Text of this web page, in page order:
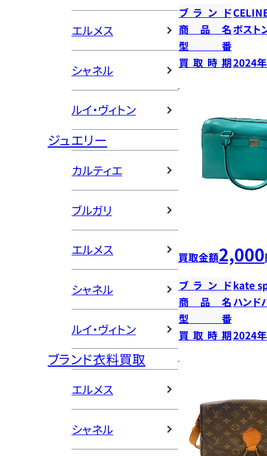
エルメス
シャネル
ルイ・ヴィトン
ジュエリー
カルティエ
ブルガリ
エルメス
シャネル
ルイ・ヴィトン
ブランド衣料買取
エルメス
シャネル
ブランド
商品名ボスト
型番
買取時期2024
買取金額2,000
ブランドkate
商品名 ハンド
型番
買取時期2024